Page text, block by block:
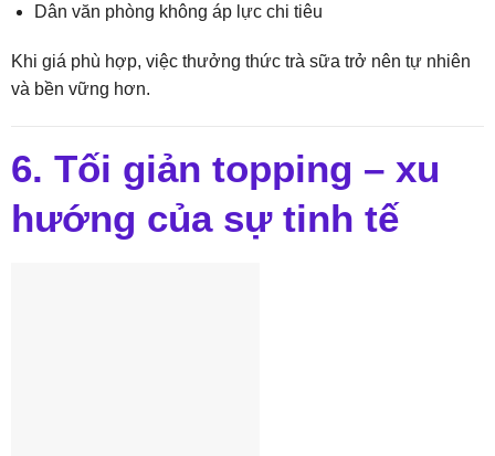
Dân văn phòng không áp lực chi tiêu
Khi giá phù hợp, việc thưởng thức trà sữa trở nên tự nhiên
và bền vững hơn.
6. Tối giản topping – xu
hướng của sự tinh tế